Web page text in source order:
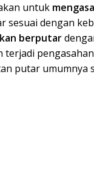
untuk
sesuai dengan
berputar
putar umumnya